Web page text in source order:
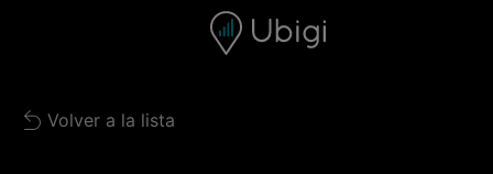
Barra de navegación
Back to list
Volver a la lista